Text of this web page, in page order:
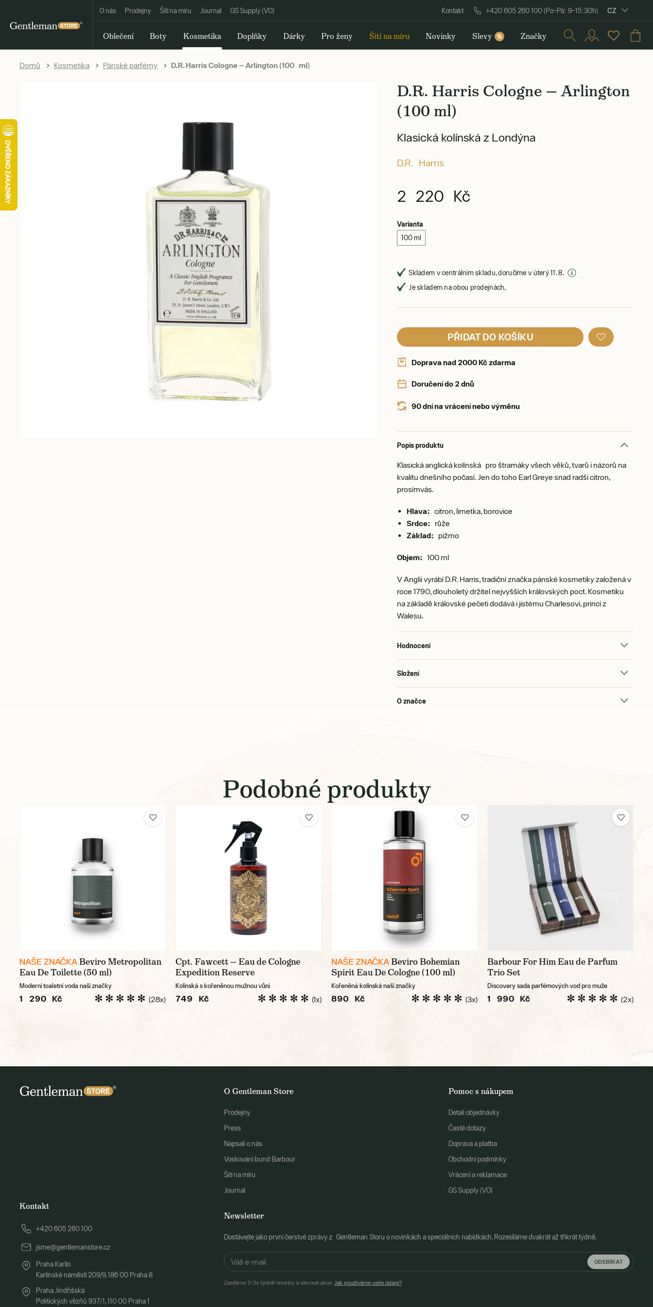
O nás Prodejny Šití na míru Journal GS Supply (VO) Kontakt +420 605 260 100 (Po–Pá: 9–15:30h) CZ
Oblečení Boty Kosmetika Doplňky Dárky Pro ženy Šití na míru Novinky Slevy % Značky
Domů Kosmetika Pánské parfémy D.R. Harris Cologne — Arlington (100 ml)
D.R. Harris Cologne — Arlington
(100 ml)
Klasická kolínská z Londýna
D.R. Harris
2 220 Kč
Varianta
100 ml
Skladem v centrálním skladu, doručíme v úterý 11. 8.
Je skladem na obou prodejnách,
PŘIDAT DO KOŠÍKU
Doprava nad 2000 Kč zdarma
Doručení do 2 dnů
90 dní na vrácení nebo výměnu
Popis produktu
Klasická anglická kolínská pro štramáky všech věků, tvarů i názorů na
kvalitu dnešního počasí. Jen do toho Earl Greye snad radši citron,
prosímvás.
Hlava: citron, limetka, borovice
Srdce: růže
Základ: pižmo
Objem: 100 ml
V Anglii vyrábí D.R. Harris, tradiční značka pánské kosmetiky založená v
roce 1790, dlouholetý držitel nejvyšších královských poct. Kosmetiku
na základě královské pečeti dodává i jistému Charlesovi, princi z
Walesu.
Hodnocení
Složení
O značce
Podobné produkty
NAŠE ZNAČKABeviro Metropolitan
Eau De Toilette (50 ml)
Moderní toaletní voda naší značky
1 290 Kč (28x)
Cpt. Fawcett — Eau de Cologne
Expedition Reserve
Kolínská s kořeněnou mužnou vůní
749 Kč (1x)
NAŠE ZNAČKABeviro Bohemian
Spirit Eau De Cologne (100 ml)
Kořeněná kolínská naší značky
890 Kč (3x)
Barbour For Him Eau de Parfum
Trio Set
Discovery sada parfémových vod pro muže
1 990 Kč (2x)
O Gentleman Store
Prodejny
Press
Napsali o nás
Voskování bund Barbour
Šití na míru
Journal
Pomoc s nákupem
Detail objednávky
Časté dotazy
Doprava a platba
Obchodní podmínky
Vrácení a reklamace
GS Supply (VO)
Newsletter
Dostávejte jako první čerstvé zprávy z Gentleman Storu o novinkách a speciálních nabídkách. Rozesíláme dvakrát až třikrát týdně.
ODEBÍRAT
Zasíláme 2-3x týdně novinky a slevové akce. Jak používáme vaše údaje?
Kontakt
+420 605 260 100
jsme@gentlemanstore.cz
Praha Karlín
Karlínské náměstí 209/9, 186 00 Praha 8
Praha Jindřišská
Politických vězňů 937/1, 110 00 Praha 1